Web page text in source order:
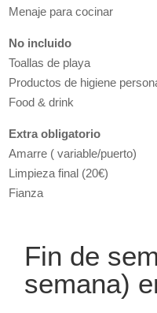
Menaje para cocinar
No incluido
Toallas de playa
Productos de higiene
Food & drink
Extra obligatorio
Amarre ( variable/puerto)
Limpieza final (20€)
Fianza
Fin de
semana)